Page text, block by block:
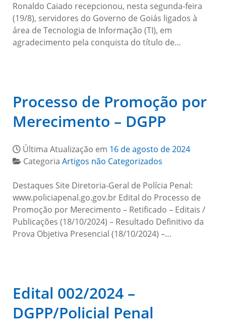
Ronaldo Caiado recepcionou, nesta segunda-feira
(19/8), servidores do Governo de Goiás ligados à
área de Tecnologia de Informação (TI), em
agradecimento pela conquista do título de…
Processo de Promoção por
Merecimento – DGPP
Última Atualização em 16 de agosto de 2024
Categoria Artigos não Categorizados
Destaques Site Diretoria-Geral de Polícia Penal:
www.policiapenal.go.gov.br Edital do Processo de
Promoção por Merecimento – Retificado – Editais /
Publicações (18/10/2024) – Resultado Definitivo da
Prova Objetiva Presencial (18/10/2024) –…
Edital 002/2024 –
DGPP/Policial Penal